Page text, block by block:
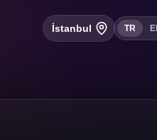
İstanbul TR